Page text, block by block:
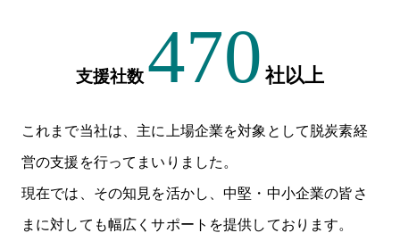
支援社数 470 社以上
これまで当社は、主に上場企業を対象として脱炭素経
営の支援を行ってまいりました。
現在では、その知見を活かし、中堅・中小企業の皆さ
まに対しても幅広くサポートを提供しております。